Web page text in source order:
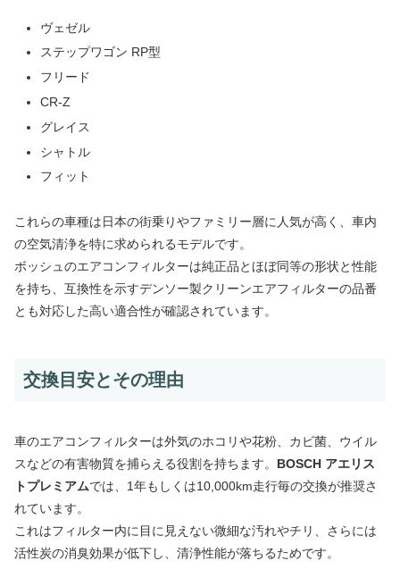
ヴェゼル
ステップワゴン RP型
フリード
CR-Z
グレイス
シャトル
フィット
これらの車種は日本の街乗りやファミリー層に人気が高く、車内
の空気清浄を特に求められるモデルです。
ボッシュのエアコンフィルターは純正品とほぼ同等の形状と性能
を持ち、互換性を示すデンソー製クリーンエアフィルターの品番
とも対応した高い適合性が確認されています。
交換目安とその理由
車のエアコンフィルターは外気のホコリや花粉、カビ菌、ウイル
スなどの有害物質を捕らえる役割を持ちます。 BOSCH アエリス
トプレミアムでは、1年もしくは10,000km走行毎の交換が推奨さ
れています。
これはフィルター内に目に見えない微細な汚れやチリ、さらには
活性炭の消臭効果が低下し、清浄性能が落ちるためです。